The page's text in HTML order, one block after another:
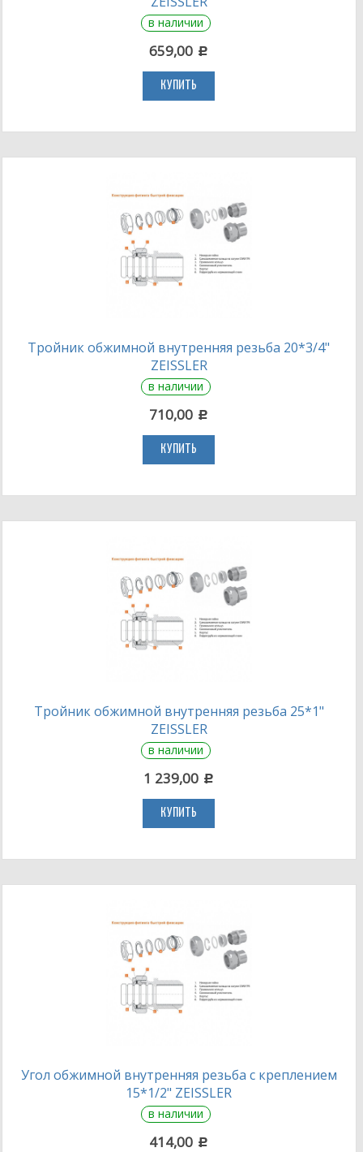
в наличии
659,00 c
КУПИТЬ
Тройник обжимной внутренняя резьба 20*3/4"
ZEISSLER
в наличии
710,00 c
КУПИТЬ
Тройник обжимной внутренняя резьба 25*1"
ZEISSLER
в наличии
1 239,00 c
КУПИТЬ
Угол обжимной внутренняя резьба с креплением
15*1/2" ZEISSLER
в наличии
414,00 c